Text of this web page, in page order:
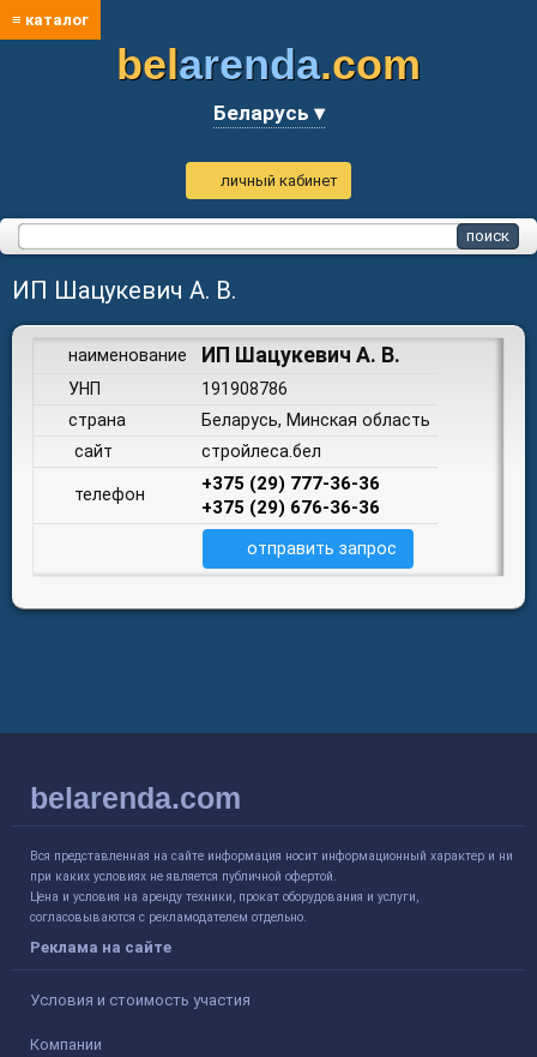
≡ каталог
belarenda.com
Беларусь ▾
личный кабинет
ИП Шацукевич А. В.
наименование ИП Шацукевич А. В.
УНП
191908786
страна
Беларусь, Минская область
сайт
стройлеса.бел
телефон
+375 (29) 777-36-36
+375 (29) 676-36-36
отправить запрос
belarenda.com
Вся представленная на сайте информация носит информационный характер и ни
при каких условиях не является публичной офертой.
Цена и условия на аренду техники, прокат оборудования и услуги,
согласовываются с рекламодателем отдельно.
Реклама на сайте
Условия и стоимость участия
Компании